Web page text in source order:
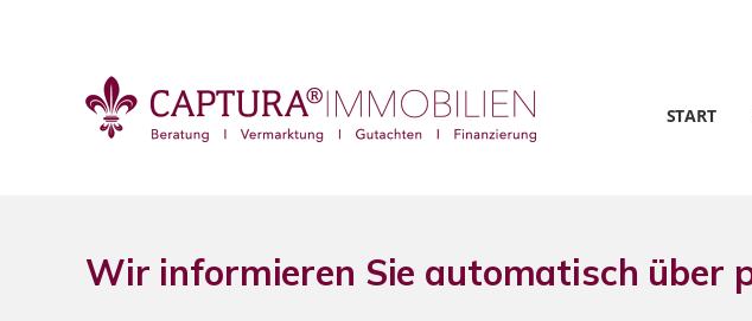
START
Wir informieren Sie automatisch über